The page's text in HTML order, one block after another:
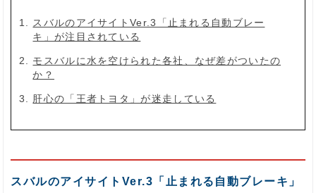
スバルのアイサイトVer.3「止まれる自動ブレー
キ」が注目されている
モスバルに水を空けられた各社、なぜ差がついたの
か？
肝心の「王者トヨタ」が迷走している
スバルのアイサイトVer.3「止まれる自動ブレーキ」